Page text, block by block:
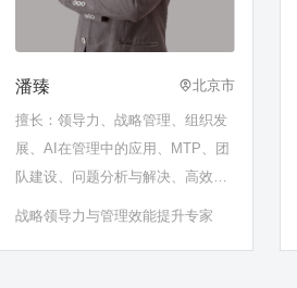
潘臻 北京市
擅长：领导力、战略管理、组织发
展、AI在管理中的应用、MTP、团
队建设、问题分析与解决、高效沟
通、授权激励、非人、部属培育
战略领导力与管理效能提升专家